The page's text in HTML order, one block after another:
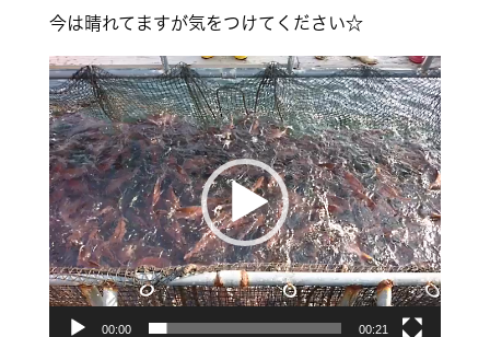
今は晴れてますが気をつけてください☆
動
画
プ
レ
ー
ヤ
ー
00:00 00:21